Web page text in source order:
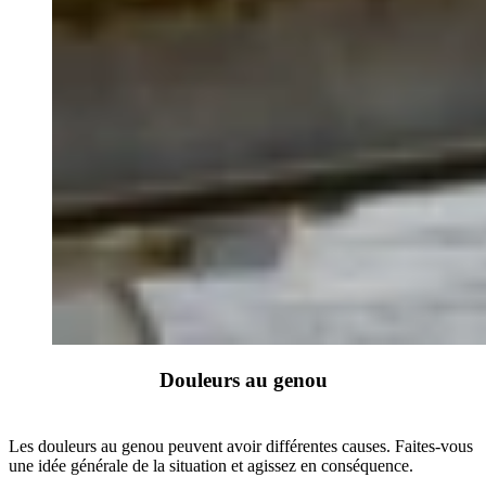
Douleurs au genou
Les douleurs au genou peuvent avoir différentes causes. Faites-vous
une idée générale de la situation et agissez en conséquence.